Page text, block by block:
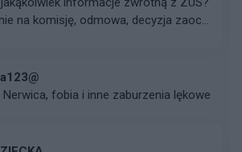
na komisję, odmowa, decyzja zaoc...
Nerwica, fobia i inne zaburzenia lękowe